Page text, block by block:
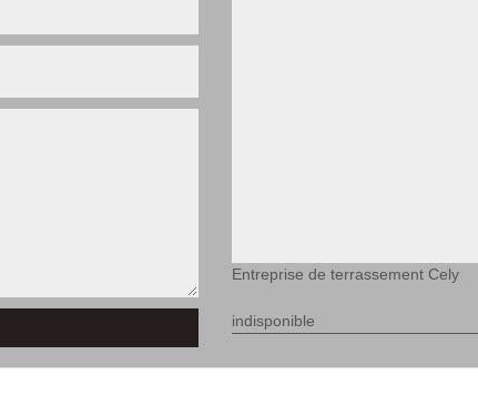
Entreprise de terrassement Cely
indisponible